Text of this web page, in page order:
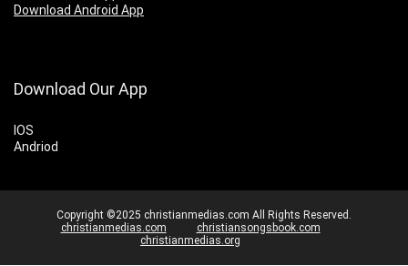
Download Android App
Download Our App
IOS
Andriod
Copyright ©2025 christianmedias.com All Rights Reserved.
christianmedias.com
christiansongsbook.com
christianmedias.org